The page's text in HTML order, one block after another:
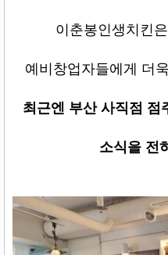
이춘봉인생치킨은
예비창업자들에게 더
최근엔 부산 사직점 점
소식을 전